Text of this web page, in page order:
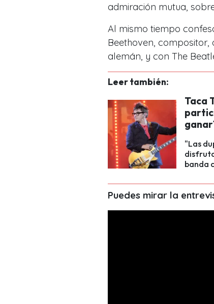
admiración mutua,
Al mismo tiempo
Beethoven,
alemán, y con The
Leer también:
Taca
"Las
banda
Puedes mirar la